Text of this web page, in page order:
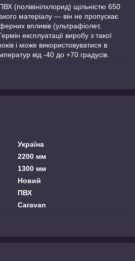
(полівінілхлорид) щільністю 650
матеріалу — він не пропускає
впливів (ультрафіолет,
експлуатації виробу з такої
і може використовуватися в
від -40 до +70 градусів.
Україна
2200 мм
1300 мм
Новий
ПВХ
Caravan